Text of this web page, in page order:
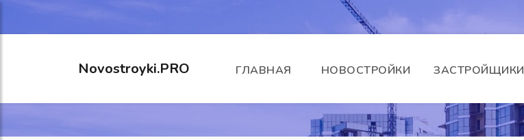
Novostroyki.PRO ГЛАВНАЯ НОВОСТРОЙКИ ЗАСТРОЙЩИКИ